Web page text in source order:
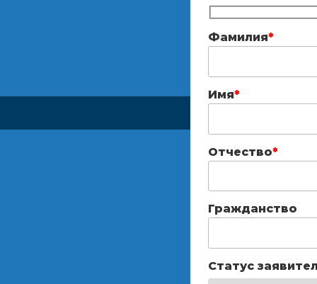
Фамилия*
Имя*
Отчество*
Гражданство
Статус